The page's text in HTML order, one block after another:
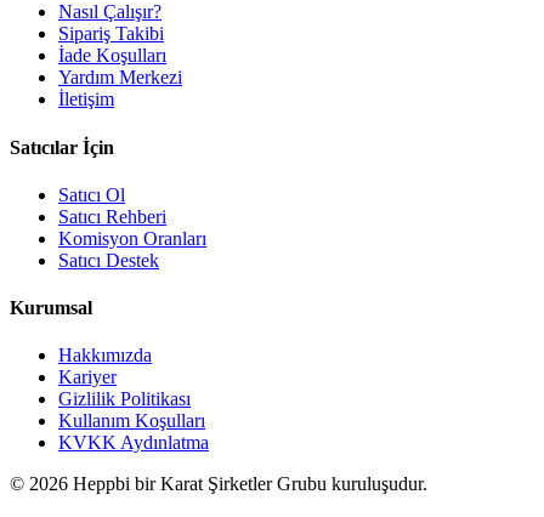
Nasıl Çalışır?
Sipariş Takibi
İade Koşulları
Yardım Merkezi
İletişim
Satıcılar İçin
Satıcı Ol
Satıcı Rehberi
Komisyon Oranları
Satıcı Destek
Kurumsal
Hakkımızda
Kariyer
Gizlilik Politikası
Kullanım Koşulları
KVKK Aydınlatma
© 2026 Heppbi bir Karat Şirketler Grubu kuruluşudur.